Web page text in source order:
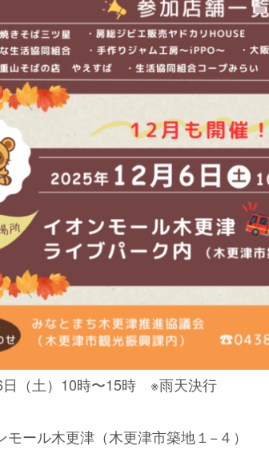
日（土）10時〜15時 ※雨天決行
モール木更津（木更津市築地１−４）